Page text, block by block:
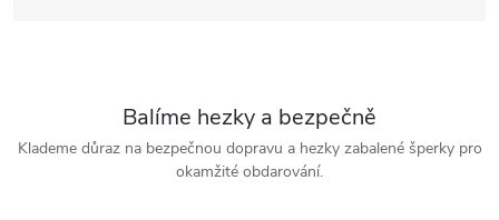
Balíme hezky a bezpečně
Klademe důraz na bezpečnou dopravu a hezky zabalené šperky pro
okamžité obdarování.